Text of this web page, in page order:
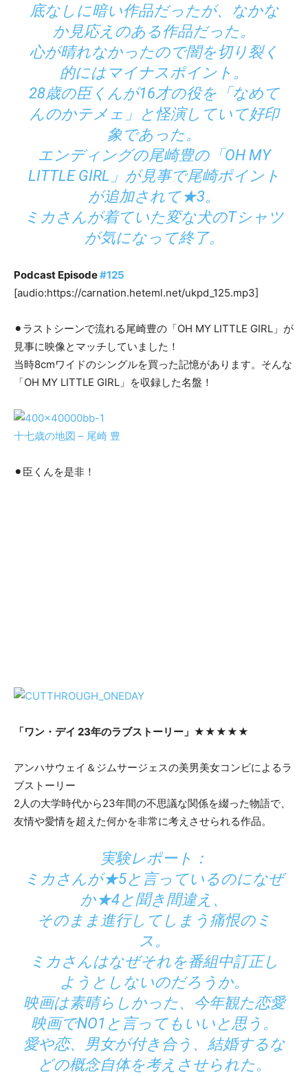
底なしに暗い作品だったが、なかな
か見応えのある作品だった。
心が晴れなかったので闇を切り裂く
的にはマイナスポイント。
28歳の臣くんが16才の役を「なめて
んのかテメェ」と怪演していて好印
象であった。
エンディングの尾崎豊の「OH MY
LITTLE GIRL」が見事で尾崎ポイント
が追加されて★3。
ミカさんが着ていた変な犬のTシャツ
が気になって終了。
Podcast Episode#125
[audio:https://carnation.heteml.net/ukpd_125.mp3]
⚫︎ラストシーンで流れる尾崎豊の「OH MY LITTLE GIRL」が
見事に映像とマッチしていました！
当時8cmワイドのシングルを買った記憶があります。そんな
「OH MY LITTLE GIRL」を収録した名盤！
十七歳の地図 – 尾崎 豊
⚫︎臣くんを是非！
「ワン・デイ 23年のラブストーリー」 ★★★★★
アンハサウェイ＆ジムサージェスの美男美女コンビによるラ
ブストーリー
2人の大学時代から23年間の不思議な関係を綴った物語で、
友情や愛情を超えた何かを非常に考えさせられる作品。
実験レポート：
ミカさんが★5と言っているのになぜ
か★4と聞き間違え、
そのまま進行してしまう痛恨のミ
ス。
ミカさんはなぜそれを番組中訂正し
ようとしないのだろうか。
映画は素晴らしかった、今年観た恋愛
映画でNO1と言ってもいいと思う。
愛や恋、男女が付き合う、結婚するな
どの概念自体を考えさせられた。